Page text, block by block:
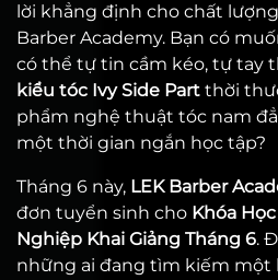
lời khẳng định cho chất
Barber Academy. Bạn có
có thể tự tin cầm kéo, tự tay
kiểu tóc Ivy Side Part thời
phẩm nghệ thuật tóc nam
một thời gian ngắn học tập?
Tháng 6 này, LEK Barber
đơn tuyển sinh cho Khóa
Nghiệp Khai Giảng Tháng 6.
những ai đang tìm kiếm một